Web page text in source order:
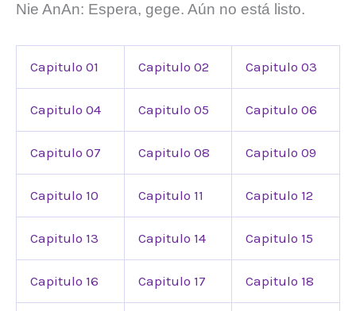
Nie AnAn: Espera, gege. Aún no está listo.
Capitulo 01 Capitulo 02 Capitulo 03
Capitulo 04 Capitulo 05 Capitulo 06
Capitulo 07 Capitulo 08 Capitulo 09
Capitulo 10 Capitulo 11 Capitulo 12
Capitulo 13 Capitulo 14 Capitulo 15
Capitulo 16 Capitulo 17 Capitulo 18